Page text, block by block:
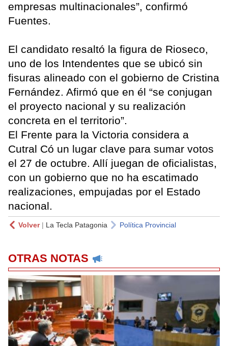
empresas multinacionales”, confirmó
Fuentes.
El candidato resaltó la figura de Rioseco,
uno de los Intendentes que se ubicó sin
fisuras alineado con el gobierno de Cristina
Fernández. Afirmó que en él “se conjugan
el proyecto nacional y su realización
concreta en el territorio”.
El Frente para la Victoria considera a
Cutral Có un lugar clave para sumar votos
el 27 de octubre. Allí juegan de oficialistas,
con un gobierno que no ha escatimado
realizaciones, empujadas por el Estado
nacional.
Volver| La Tecla Patagonia Política Provincial
OTRAS NOTAS